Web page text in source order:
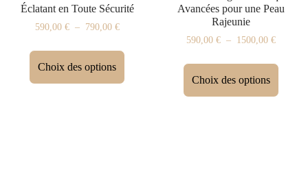
Éclatant en Toute Sécurité
590,00 € – 790,00 €
Choix des options
Avancées pour une Peau
Rajeunie
590,00 € – 1500,00 €
Choix des options